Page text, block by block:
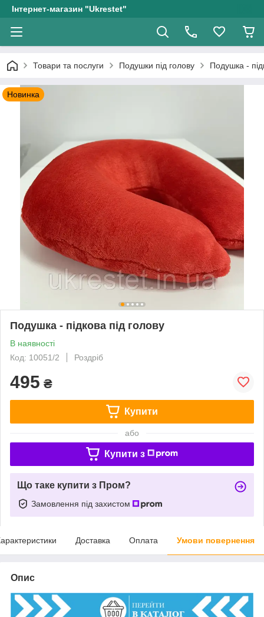
Інтернет-магазин "Ukrestet"
Товари та послуги Подушки під голову Подушка -
Новинка
Подушка - підкова під голову
В наявності
Код: 10051/2
Роздріб
495 ₴
Купити
або
Купити з
Що таке купити з Пром?
Замовлення під захистом
Доставка Оплата Умови повернення
Опис